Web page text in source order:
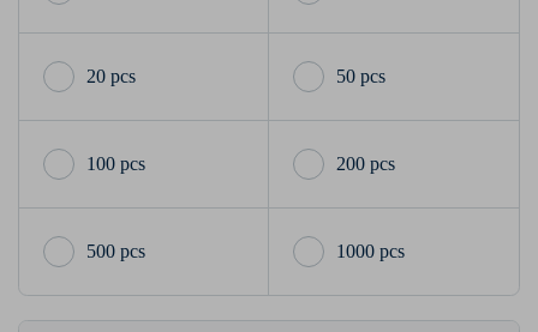
20 pcs 50 pcs
100 pcs 200 pcs
500 pcs 1000 pcs